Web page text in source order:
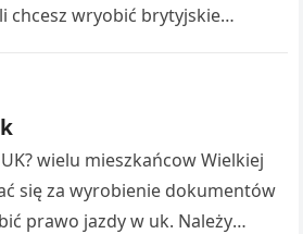
chcesz wryobić brytyjskie
wielu mieszkańcow Wielkiej
się za wyrobienie dokumentów
prawo jazdy w uk. Należy